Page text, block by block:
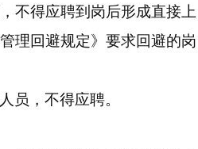
不得应聘到岗后形成直接上
理回避规定》要求回避的岗
员，不得应聘。